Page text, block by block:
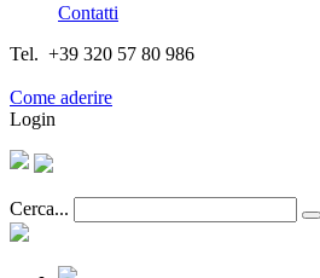
Contatti
Tel. +39 320 57 80 986
Come aderire
Login
Cerca...